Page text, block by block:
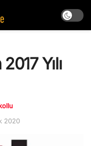
Yılı
2020